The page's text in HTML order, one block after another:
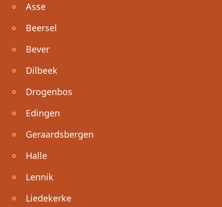
Asse
Beersel
Bever
Dilbeek
Drogenbos
Edingen
Geraardsbergen
Halle
Lennik
Liedekerke